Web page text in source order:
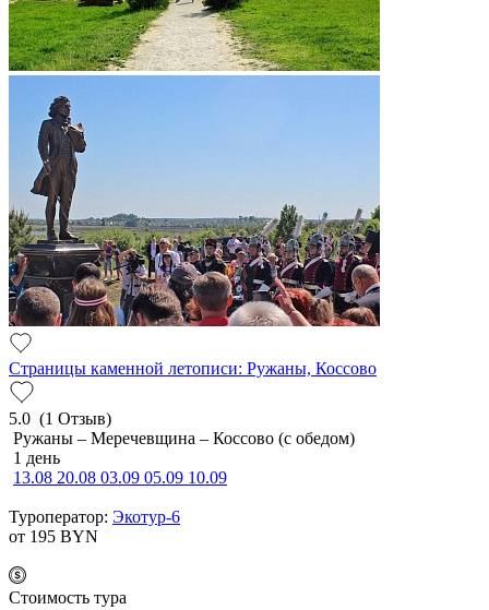
Страницы каменной летописи: Ружаны, Коссово
5.0 (1 Отзыв)
Ружаны – Меречевщина – Коссово (с обедом)
1 день
13.08 20.08 03.09 05.09 10.09
Туроператор: Экотур-6
от 195 BYN
Cтоимость тура